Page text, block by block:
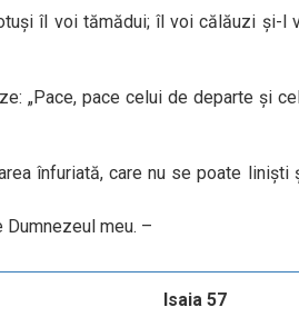
îl voi tămădui; îl voi călăuzi şi-l
„Pace, pace celui de departe şi
înfuriată, care nu se poate
Dumnezeul meu. –
Isaia 57